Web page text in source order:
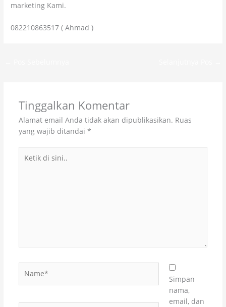
marketing Kami.
082210863517 ( Ahmad )
Tinggalkan Komentar
Alamat email Anda tidak akan dipublikasikan. Ruas
yang wajib ditandai *
Simpan
nama,
email, dan